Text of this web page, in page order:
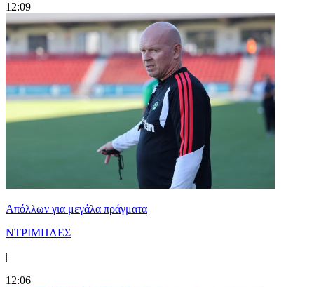
12:09
Απόλλων για μεγάλα πράγματα
ΝΤΡΙΜΠΛΕΣ
|
12:06